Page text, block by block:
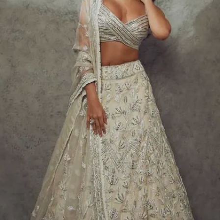
Image credits: instagram